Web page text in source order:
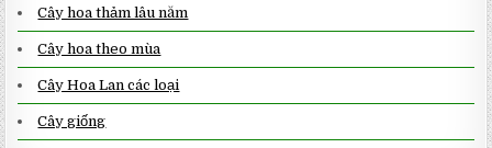
Cây hoa thảm lâu năm
Cây hoa theo mùa
Cây Hoa Lan các loại
Cây giống